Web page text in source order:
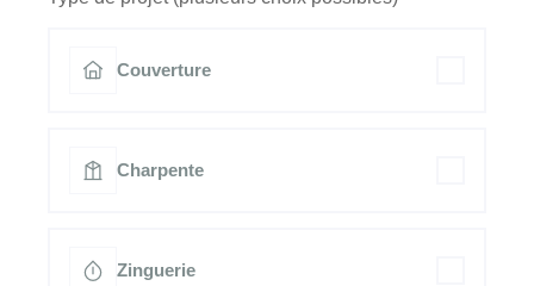
Couverture
Charpente
Zinguerie